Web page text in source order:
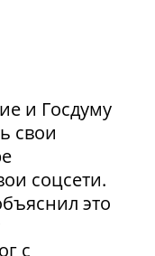
и Госдуму
свои
соцсети.
это
с